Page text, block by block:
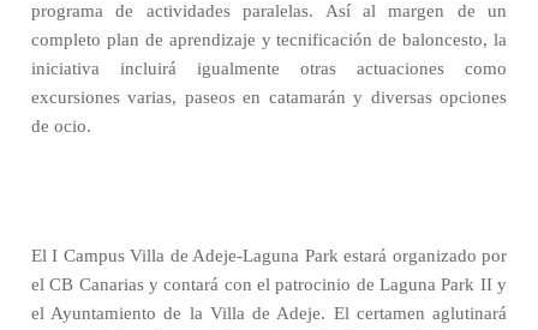
programa de actividades paralelas. Así al margen de un
completo plan de aprendizaje y tecnificación de baloncesto, la
iniciativa incluirá igualmente otras actuaciones como
excursiones varias, paseos en catamarán y diversas opciones
de ocio.
El I Campus Villa de Adeje-Laguna Park estará organizado por
el CB Canarias y contará con el patrocinio de Laguna Park II y
el Ayuntamiento de la Villa de Adeje. El certamen aglutinará